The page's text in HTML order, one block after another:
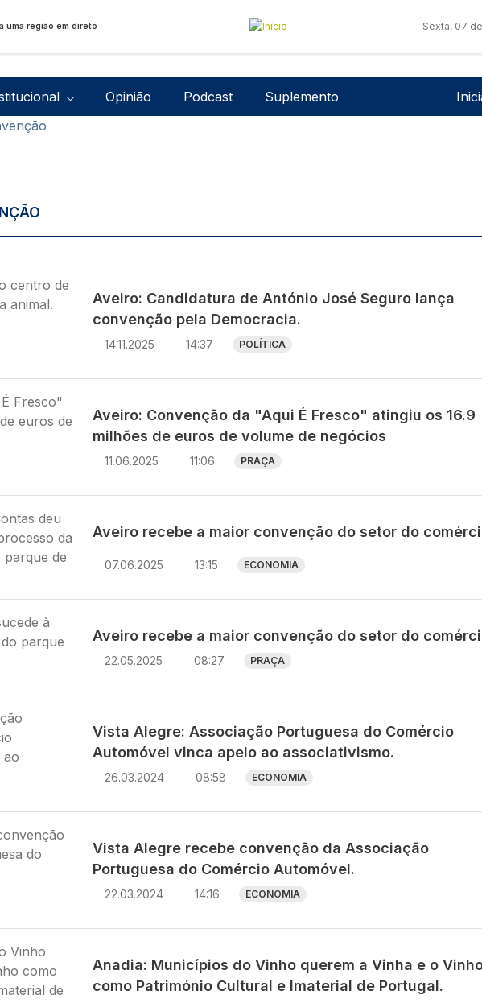
uma região em direto Sexta, 07
Opinião Podcast Suplemento
Aveiro: Candidatura de António José Seguro lança
convenção pela Democracia.
14.11.2025 14:37 POLÍTICA
Aveiro: Convenção da "Aqui É Fresco" atingiu os 16.9
milhões de euros de volume de negócios
11.06.2025 11:06 PRAÇA
Aveiro recebe a maior convenção do setor do
07.06.2025 13:15 ECONOMIA
Aveiro recebe a maior convenção do setor do
22.05.2025 08:27 PRAÇA
Vista Alegre: Associação Portuguesa do Comércio
Automóvel vinca apelo ao associativismo.
26.03.2024 08:58 ECONOMIA
Vista Alegre recebe convenção da Associação
Portuguesa do Comércio Automóvel.
22.03.2024 14:16 ECONOMIA
Anadia: Municípios do Vinho querem a Vinha e o
como Património Cultural e Imaterial de Portugal.